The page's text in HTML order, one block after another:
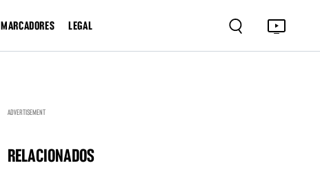
MARCADORES LEGAL
ADVERTISEMENT
RELACIONADOS